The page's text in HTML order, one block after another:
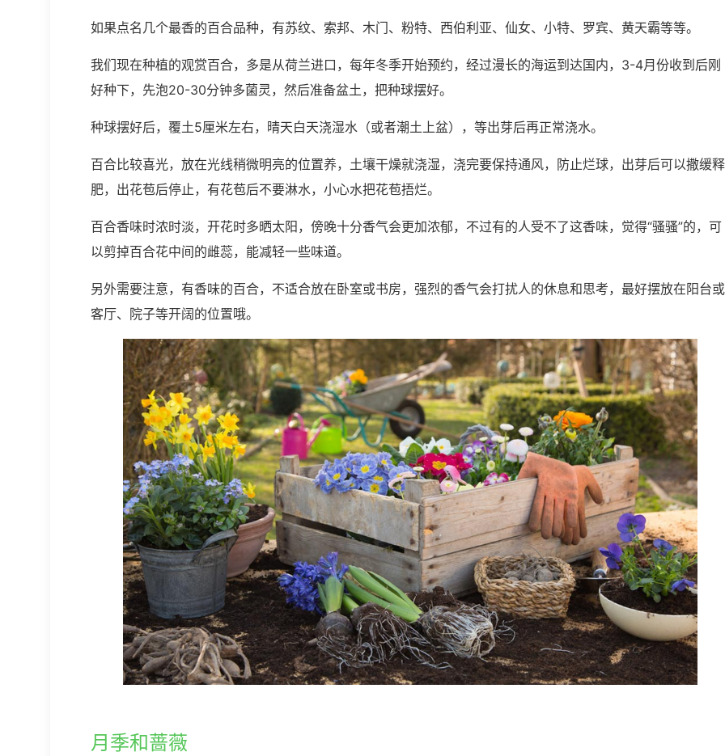
如果点名几个最香的百合品种，有苏纹、索邦、木门、粉特、西伯利亚、仙女、小特、罗宾、黄天霸等等。
我们现在种植的观赏百合，多是从荷兰进口，每年冬季开始预约，经过漫长的海运到达国内，3-4月份收到后刚
好种下，先泡20-30分钟多菌灵，然后准备盆土，把种球摆好。
种球摆好后，覆土5厘米左右，晴天白天浇湿水（或者潮土上盆），等出芽后再正常浇水。
百合比较喜光，放在光线稍微明亮的位置养，土壤干燥就浇湿，浇完要保持通风，防止烂球，出芽后可以撒缓释
肥，出花苞后停止，有花苞后不要淋水，小心水把花苞捂烂。
百合香味时浓时淡，开花时多晒太阳，傍晚十分香气会更加浓郁，不过有的人受不了这香味，觉得“骚骚”的，可
以剪掉百合花中间的雌蕊，能减轻一些味道。
另外需要注意，有香味的百合，不适合放在卧室或书房，强烈的香气会打扰人的休息和思考，最好摆放在阳台或
客厅、院子等开阔的位置哦。
月季和蔷薇